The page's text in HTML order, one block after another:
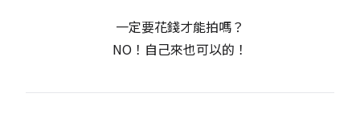
一定要花錢才能拍嗎？
NO！自己來也可以的！